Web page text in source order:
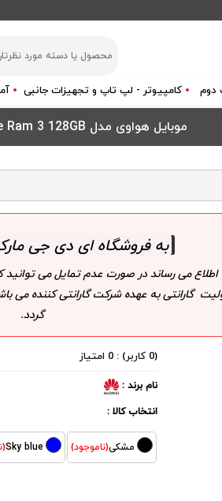
دوم کامپیوتر - لپ تاپ و تجهیزات جانبی
موبایل هواوی مدل Huawei Honor 10 Lite Ram 3 128GB
به فروشگاه ای دی جی
می رساند در صورت عدم تمایل می
گارانتی به عهده شرکت گارانتی کننده
گردد.
(0 کاربر) : 0 امتیاز
نام برند :
انتخاب کالا :
مشکی(ناموجود) Sky blue